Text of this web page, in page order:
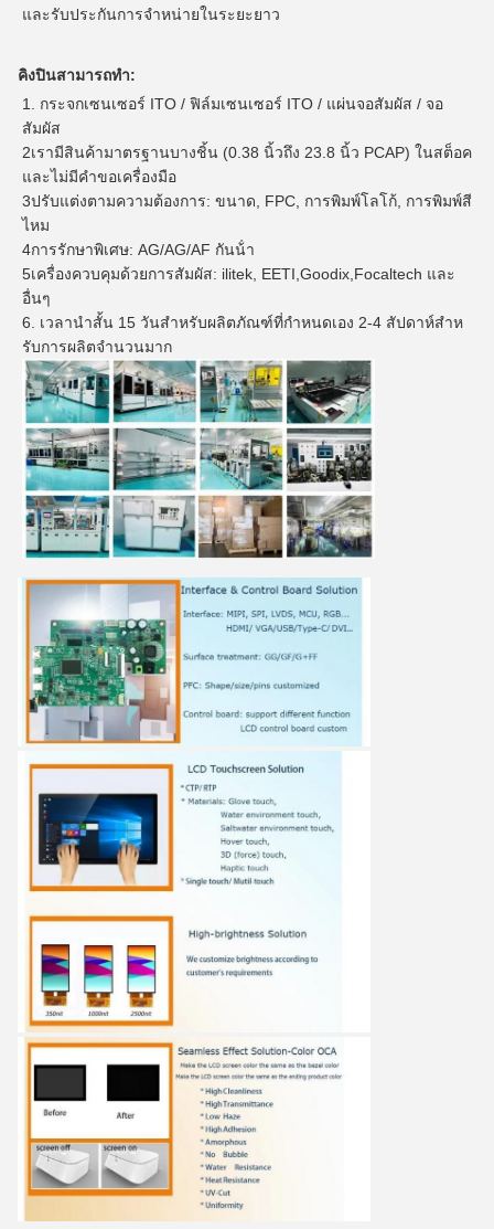
และรับประกันการจําหน่ายในระยะยาว
คิงปินสามารถทํา:
1. กระจกเซนเซอร์ ITO / ฟิล์มเซนเซอร์ ITO / แผ่นจอสัมผัส / จอ
สัมผัส
2เรามีสินค้ามาตรฐานบางชิ้น (0.38 นิ้วถึง 23.8 นิ้ว PCAP) ในสต็อค
และไม่มีคําขอเครื่องมือ
3ปรับแต่งตามความต้องการ: ขนาด, FPC, การพิมพ์โลโก้, การพิมพ์สี
ไหม
4การรักษาพิเศษ: AG/AG/AF กันน้ํา
5เครื่องควบคุมด้วยการสัมผัส: ilitek, EETI,Goodix,Focaltech และ
อื่นๆ
6. เวลานําสั้น 15 วันสําหรับผลิตภัณฑ์ที่กําหนดเอง 2-4 สัปดาห์สําห
รับการผลิตจํานวนมาก